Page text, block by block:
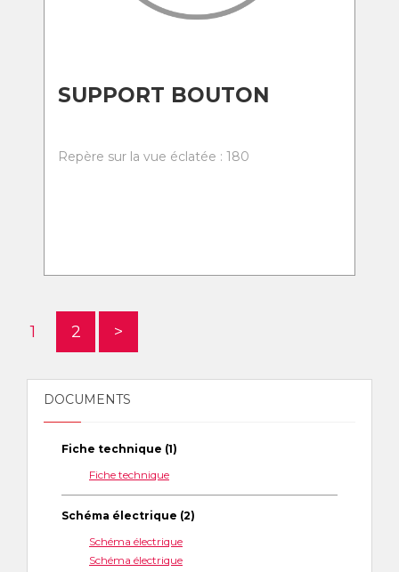
SUPPORT BOUTON
Repère sur la vue éclatée : 180
1 2 >
DOCUMENTS
Fiche technique (1)
Fiche technique
Schéma électrique (2)
Schéma électrique
Schéma électrique